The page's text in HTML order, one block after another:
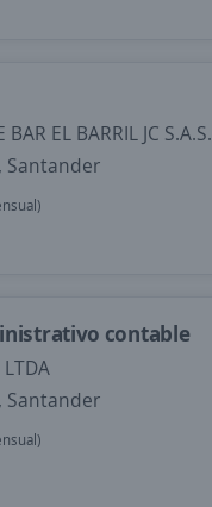
BAR EL BARRIL JC S.A.S.
Santander
contable
Santander